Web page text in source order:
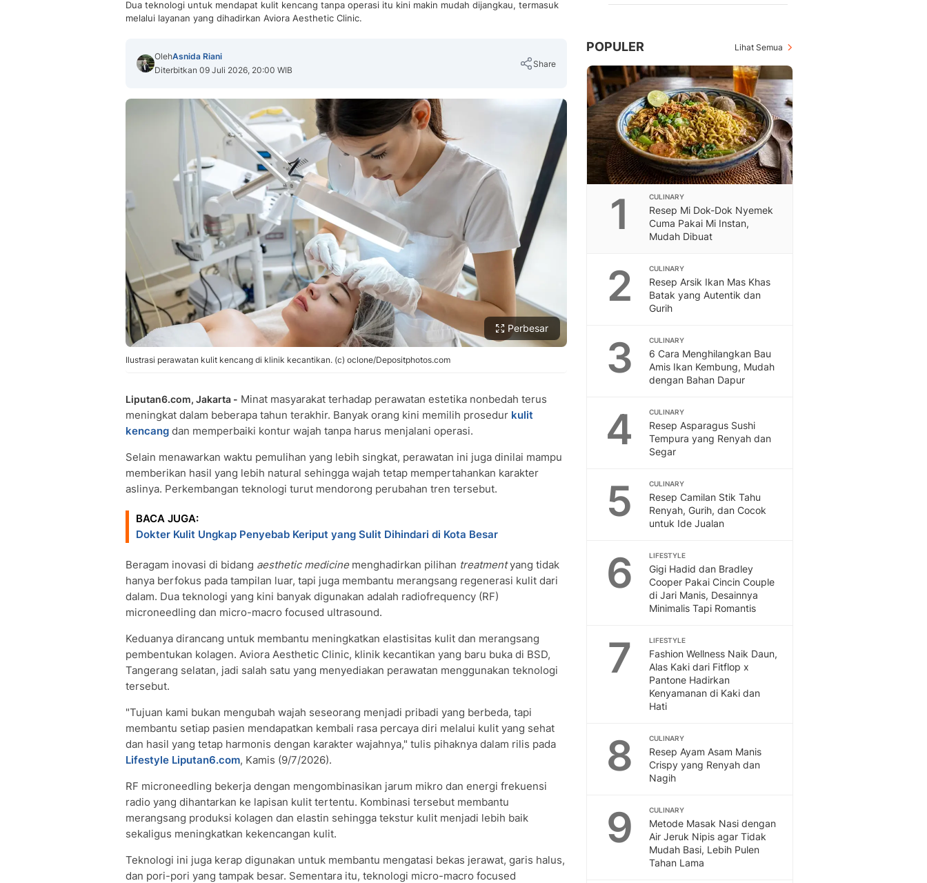
Dua teknologi untuk mendapat kulit kencang tanpa operasi itu kini makin mudah dijangkau, termasuk
melalui layanan yang dihadirkan Aviora Aesthetic Clinic.
OlehAsnida Riani
Diterbitkan 09 Juli 2026, 20:00 WIB
Share
Perbesar
Ilustrasi perawatan kulit kencang di klinik kecantikan. (c) oclone/Depositphotos.com
Liputan6.com, Jakarta - Minat masyarakat terhadap perawatan estetika nonbedah terus
meningkat dalam beberapa tahun terakhir. Banyak orang kini memilih prosedur kulit
kencang dan memperbaiki kontur wajah tanpa harus menjalani operasi.
Selain menawarkan waktu pemulihan yang lebih singkat, perawatan ini juga dinilai mampu
memberikan hasil yang lebih natural sehingga wajah tetap mempertahankan karakter
aslinya. Perkembangan teknologi turut mendorong perubahan tren tersebut.
BACA JUGA:
Dokter Kulit Ungkap Penyebab Keriput yang Sulit Dihindari di Kota Besar
Beragam inovasi di bidang aesthetic medicinemenghadirkan pilihan treatmentyang tidak
hanya berfokus pada tampilan luar, tapi juga membantu merangsang regenerasi kulit dari
dalam. Dua teknologi yang kini banyak digunakan adalah radiofrequency (RF)
microneedling dan micro-macro focused ultrasound.
Keduanya dirancang untuk membantu meningkatkan elastisitas kulit dan merangsang
pembentukan kolagen. Aviora Aesthetic Clinic, klinik kecantikan yang baru buka di BSD,
Tangerang selatan, jadi salah satu yang menyediakan perawatan menggunakan teknologi
tersebut.
"Tujuan kami bukan mengubah wajah seseorang menjadi pribadi yang berbeda, tapi
membantu setiap pasien mendapatkan kembali rasa percaya diri melalui kulit yang sehat
dan hasil yang tetap harmonis dengan karakter wajahnya," tulis pihaknya dalam rilis pada
Lifestyle Liputan6.com, Kamis (9/7/2026).
RF microneedling bekerja dengan mengombinasikan jarum mikro dan energi frekuensi
radio yang dihantarkan ke lapisan kulit tertentu. Kombinasi tersebut membantu
merangsang produksi kolagen dan elastin sehingga tekstur kulit menjadi lebih baik
sekaligus meningkatkan kekencangan kulit.
Teknologi ini juga kerap digunakan untuk membantu mengatasi bekas jerawat, garis halus,
dan pori-pori yang tampak besar. Sementara itu, teknologi micro-macro focused
POPULER Lihat Semua
1 CULINARY
Resep Mi Dok-Dok Nyemek
Cuma Pakai Mi Instan,
Mudah Dibuat
2 CULINARY
Resep Arsik Ikan Mas Khas
Batak yang Autentik dan
Gurih
3 CULINARY
6 Cara Menghilangkan Bau
Amis Ikan Kembung, Mudah
dengan Bahan Dapur
4 CULINARY
Resep Asparagus Sushi
Tempura yang Renyah dan
Segar
5 CULINARY
Resep Camilan Stik Tahu
Renyah, Gurih, dan Cocok
untuk Ide Jualan
6 LIFESTYLE
Gigi Hadid dan Bradley
Cooper Pakai Cincin Couple
di Jari Manis, Desainnya
Minimalis Tapi Romantis
7 LIFESTYLE
Fashion Wellness Naik Daun,
Alas Kaki dari Fitflop x
Pantone Hadirkan
Kenyamanan di Kaki dan
Hati
8 CULINARY
Resep Ayam Asam Manis
Crispy yang Renyah dan
Nagih
9 CULINARY
Metode Masak Nasi dengan
Air Jeruk Nipis agar Tidak
Mudah Basi, Lebih Pulen
Tahan Lama